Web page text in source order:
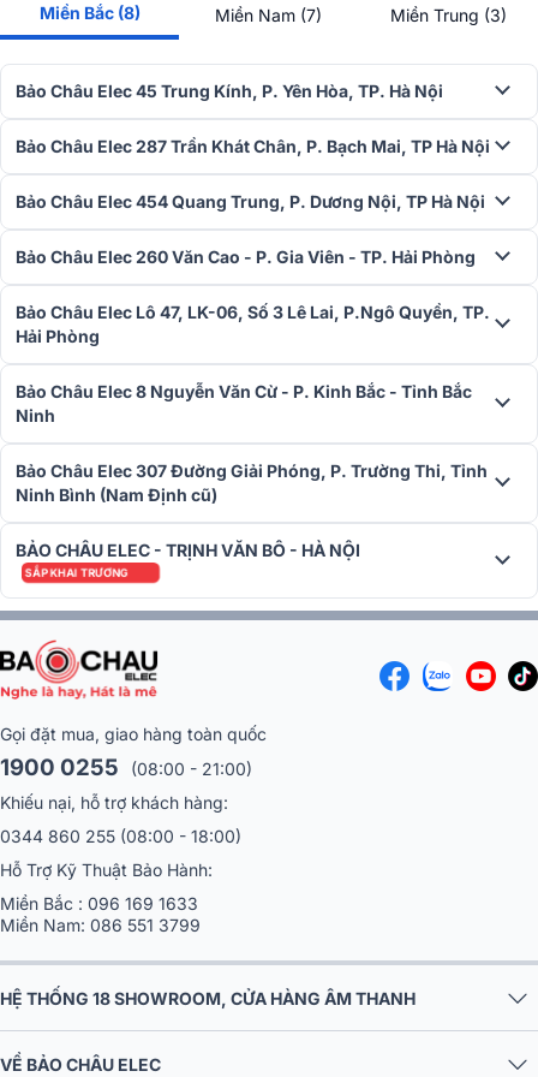
Công suất ấn tượng
ấn tượng 500Watts ở trở kháng 8ohms, 1000Watts ở trở kháng
4ohms. Chất lượng âm thanh chân thực với khả năng hoạt động
xuyên suốt và ổn định dễ dàng kéo theo nhiều thiết bị loa nghe
nhạc.
Không giống hầu hết các bộ khuếch đại công suất khác, No.53 có
khả năng quản lý điện năng hiệu quả và xuất sắc, vì vậy nhiệt độ
của nó không thay đổi. Nó thực sự đã duy trì được một chế độ vận
hành cân bằng nhiệt liên tục trong quá trình sử dụng mà không hề
ảnh hưởng đến hiệu suất làm việc.
➣ TOP 30+:
Mẫu Amply nghe nhạc hay, chính hãng, nhiều quà
khủng
Miền Bắc (8) Miền Nam (7) Miền Trung (3)
Bảo Châu Elec 45 Trung Kính, P. Yên Hòa, TP. Hà Nội
Bảo Châu Elec 287 Trần Khát Chân, P. Bạch Mai, TP Hà Nội
Bảo Châu Elec 454 Quang Trung, P. Dương Nội, TP Hà Nội
Bảo Châu Elec 260 Văn Cao - P. Gia Viên - TP. Hải Phòng
Bảo Châu Elec Lô 47, LK-06, Số 3 Lê Lai, P.Ngô Quyền, TP.
Hải Phòng
Bảo Châu Elec 8 Nguyễn Văn Cừ - P. Kinh Bắc - Tỉnh Bắc
Ninh
Bảo Châu Elec 307 Đường Giải Phóng, P. Trường Thi, Tỉnh
Ninh Bình (Nam Định cũ)
BẢO CHÂU ELEC - TRỊNH VĂN BÔ - HÀ NỘI
SẮP KHAI TRƯƠNG
Gọi đặt mua, giao hàng toàn quốc
1900 0255
(08:00 - 21:00)
Khiếu nại, hỗ trợ khách hàng:
0344 860 255 (08:00 - 18:00)
Hỗ Trợ Kỹ Thuật Bảo Hành:
Miền Bắc : 096 169 1633
Miền Nam: 086 551 3799
HỆ THỐNG 18 SHOWROOM, CỬA HÀNG ÂM THANH
VỀ BẢO CHÂU ELEC